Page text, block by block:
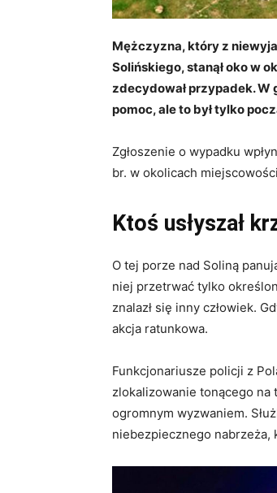
Mężczyzna, który z
Solińskiego, stanął oko w
zdecydował przypadek. W
pomoc, ale to był tylko
Zgłoszenie o wypadku
br. w okolicach
Ktoś usłyszał
O tej porze nad Soliną
niej przetrwać tylko
znalazł się inny człowiek.
akcja ratunkowa.
Funkcjonariusze policji z
zlokalizowanie tonącego na
ogromnym wyzwaniem.
niebezpiecznego nabrzeża,